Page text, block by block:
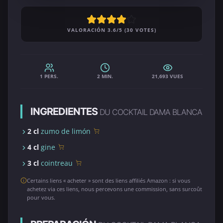
VALORACIÓN 3.6/5 (30 VOTES)
1 PERS. 2 MIN. 21,693 VUES
INGREDIENTES DU COCKTAIL DAMA BLANCA
2 cl zumo de limón
4 cl gine
3 cl cointreau
Certains liens « acheter » sont des liens affiliés Amazon : si vous
achetez via ces liens, nous percevons une commission, sans surcoût
pour vous.